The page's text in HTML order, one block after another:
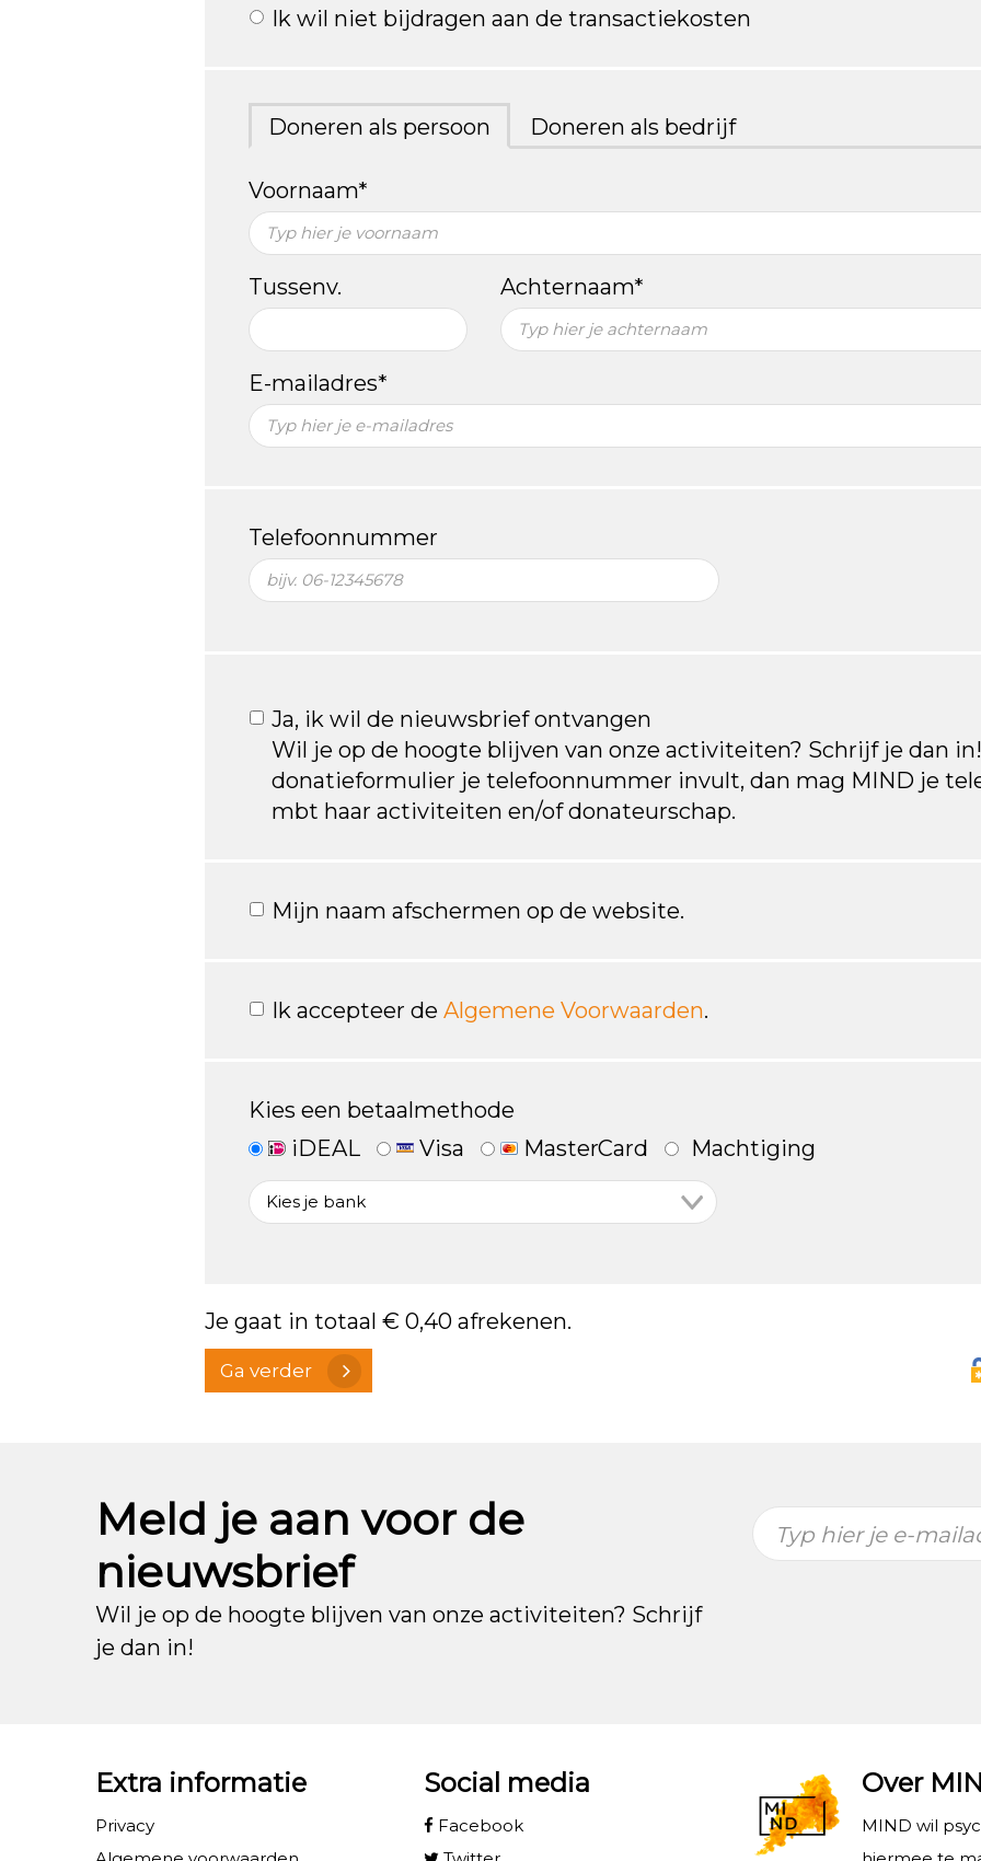
Ik wil niet bijdragen aan de transactiekosten
Doneren als persoon Doneren als bedrijf
Voornaam*
Tussenv. Achternaam*
E-mailadres*
Telefoonnummer
Ja, ik wil de nieuwsbrief ontvangen
Wil je op de hoogte blijven van onze activiteiten? Schrijf je dan
donatieformulier je telefoonnummer invult, dan mag MIND je
mbt haar activiteiten en/of donateurschap.
Mijn naam afschermen op de website.
Ik accepteer de Algemene Voorwaarden.
Kies een betaalmethode
iDEAL
Visa MasterCard Machtiging
Je gaat in totaal € 0,40 afrekenen.
Ga verder
Meld je aan voor de
nieuwsbrief
Wil je op de hoogte blijven van onze activiteiten? Schrijf
je dan in!
Typ hier je e-
Extra informatie
Privacy
Social media
Facebook
Over
MIND wil